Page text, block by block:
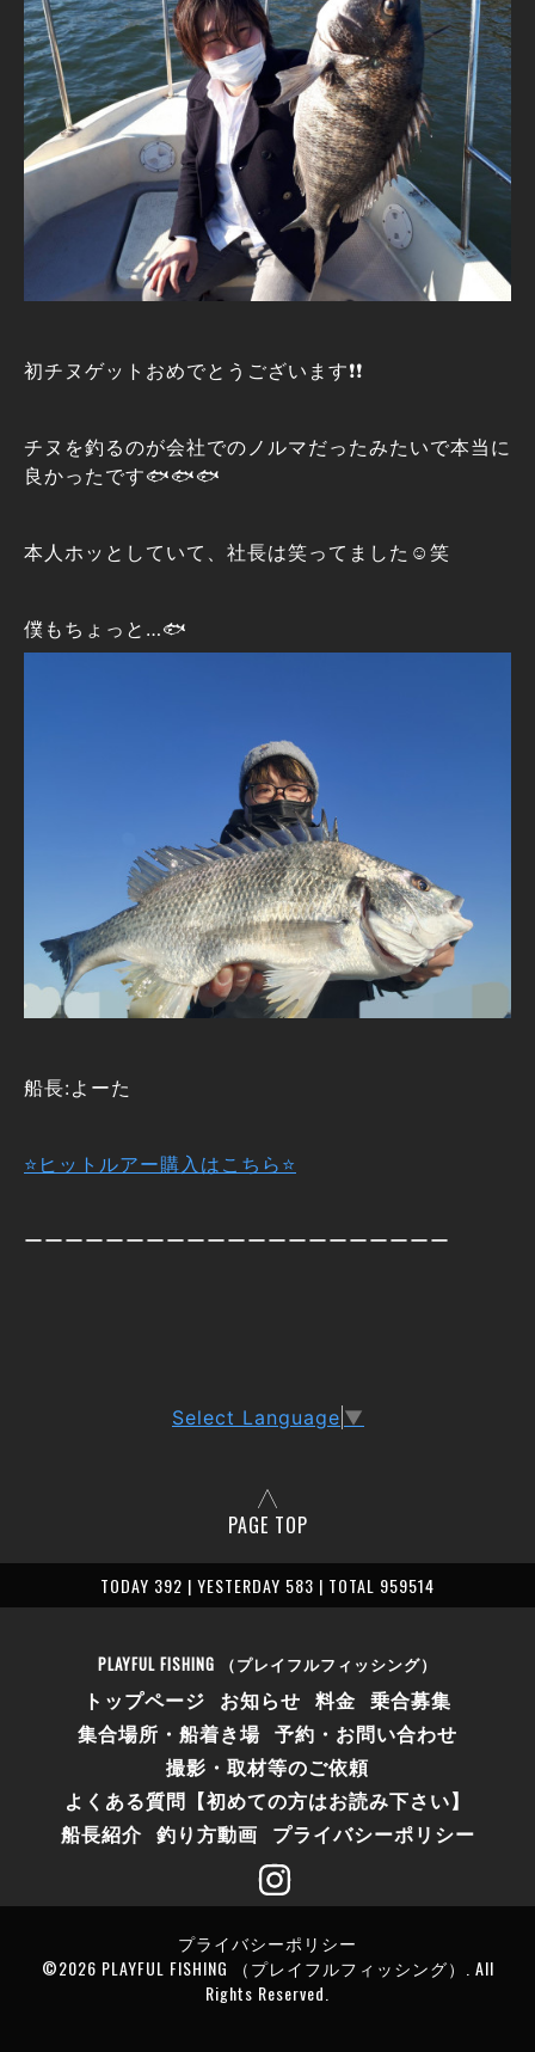
初チヌゲットおめでとうございます❗❗
チヌを釣るのが会社でのノルマだったみたいで本当に
良かったです🐟️🐟️🐟️
本人ホッとしていて、社長は笑ってました☺️笑
僕もちょっと…🐟️
船長:よーた
⭐ヒットルアー購入はこちら⭐
ーーーーーーーーーーーーーーーーーーーーー
Select Language ▼
PAGE TOP
TODAY 392 | YESTERDAY 583 | TOTAL 959514
PLAYFUL FISHING （プレイフルフィッシング）
トップページ お知らせ 料金 乗合募集
集合場所・船着き場 予約・お問い合わせ
撮影・取材等のご依頼
よくある質問【初めての方はお読み下さい】
船長紹介 釣り方動画 プライバシーポリシー
プライバシーポリシー
©2026 PLAYFUL FISHING （プレイフルフィッシング）
. All
Rights Reserved.